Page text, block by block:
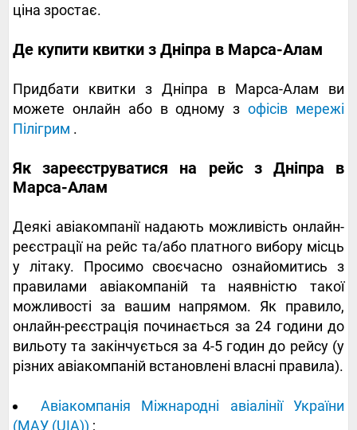
ціна зростає.
Де купити квитки з Дніпра в Марса-Алам
Придбати квитки з Дніпра в Марса-Алам ви
можете онлайн або в одному зофісів мережі
Пілігрим .
Як зареєструватися на рейс з Дніпра в
Марса-Алам
Деякі авіакомпанії надають можливість онлайн-
реєстрації на рейс та/або платного вибору місць
у літаку. Просимо своєчасно ознайомитись з
правилами авіакомпаній та наявністю такої
можливості за вашим напрямом. Як правило,
онлайн-реєстрація починається за 24 години до
вильоту та закінчується за 4-5 годин до рейсу (у
різних авіакомпаній встановлені власні правила).
Авіакомпанія Міжнародні авіалінії України
(МАУ (UIA)) ;